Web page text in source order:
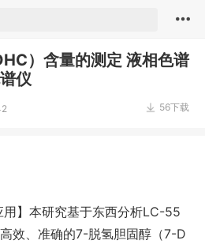
）含量的测定 液相色谱
仪
56下载
用】本研究基于东西分析LC-55
效、准确的7-脱氢胆固醇（7-D